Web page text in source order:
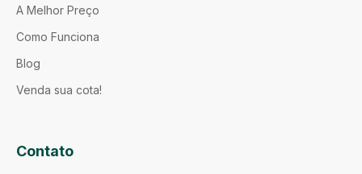
A Melhor Preço
Como Funciona
Blog
Venda sua cota!
Contato